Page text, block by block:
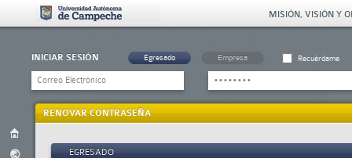
MISIÓN, VISIÓN Y
INICIAR SESIÓN Egresado Empresa Recuérdame
RENOVAR CONTRASEÑA
EGRESADO